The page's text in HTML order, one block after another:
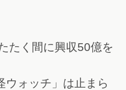
たく間に興収50億を
ウォッチ」は止まら